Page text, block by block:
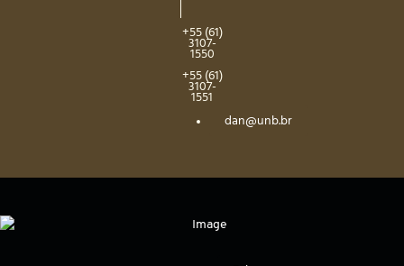
+55 (61)
3107-
1550
+55 (61)
3107-
1551
dan@unb.br